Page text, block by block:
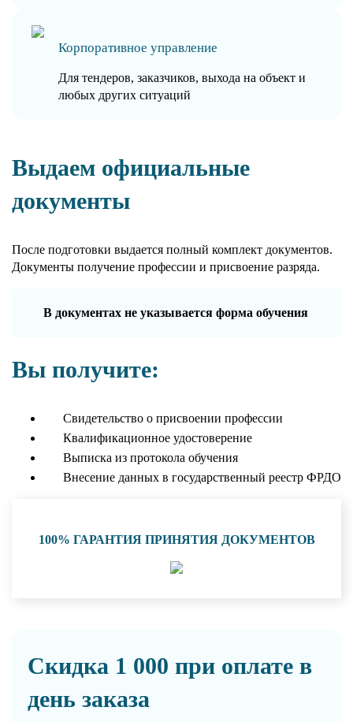
Корпоративное управление
Для тендеров, заказчиков, выхода на объект и
любых других ситуаций
Выдаем официальные
документы
После подготовки выдается полный комплект документов.
Документы получение профессии и присвоение разряда.
В документах не указывается форма обучения
Вы получите:
Свидетельство о присвоении профессии
Квалификационное удостоверение
Выписка из протокола обучения
Внесение данных в государственный реестр ФРДО
100% ГАРАНТИЯ ПРИНЯТИЯ ДОКУМЕНТОВ
Скидка 1 000 при оплате в
день заказа